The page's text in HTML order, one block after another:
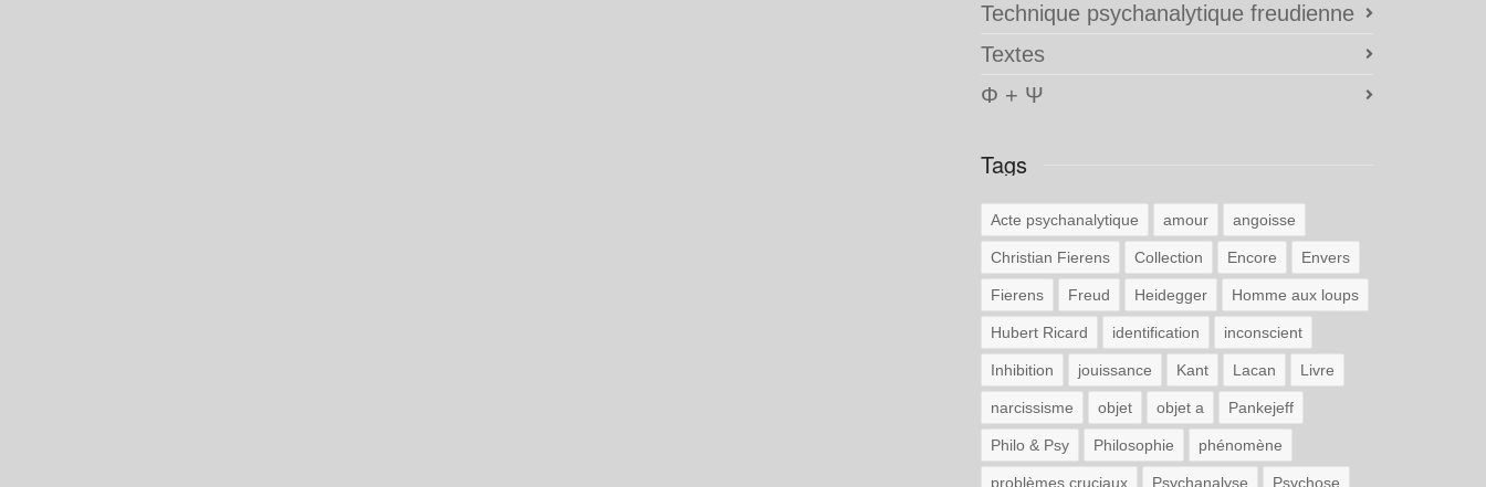
Technique psychanalytique freudienne
Textes
Φ + Ψ
Tags
Acte psychanalytique amour angoisse
Christian Fierens Collection Encore Envers
Fierens Freud Heidegger Homme aux loups
Hubert Ricard identification inconscient
Inhibition jouissance Kant Lacan Livre
narcissisme objet objet a Pankejeff
Philo & Psy Philosophie phénomène
problèmes cruciaux Psychanalyse Psychose